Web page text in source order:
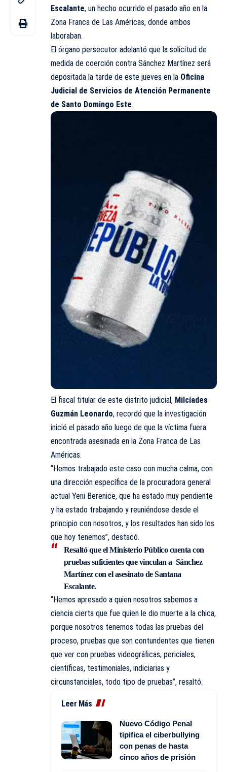
Escalante, un hecho ocurrido el pasado año en la
Zona Franca de Las Américas, donde ambos
laboraban.
El órgano persecutor adelantó que la solicitud de
medida de coerción contra Sánchez Martínez será
depositada la tarde de este jueves en la Oficina
Judicial de Servicios de Atención Permanente
de Santo Domingo Este.
El fiscal titular de este distrito judicial, Milcíades
Guzmán Leonardo, recordó que la investigación
inició el pasado año luego de que la víctima fuera
encontrada asesinada en la Zona Franca de Las
Américas.
“Hemos trabajado este caso con mucha calma, con
una dirección específica de la procuradora general
actual Yeni Berenice, que ha estado muy pendiente
y ha estado trabajando y reuniéndose desde el
principio con nosotros, y los resultados han sido los
que hoy tenemos”, destacó.
Resaltó que el Ministerio Público cuenta con
pruebas suficientes que vinculan a Sánchez
Martínez con el asesinato de Santana
Escalante.
“Hemos apresado a quien nosotros sabemos a
ciencia cierta que fue quien le dio muerte a la chica,
porque nosotros tenemos todas las pruebas del
proceso, pruebas que son contundentes que tienen
que ver con pruebas videográficas, periciales,
científicas, testimoniales, indiciarias y
circunstanciales, todo tipo de pruebas”, resaltó.
Leer Más
Nuevo Código Penal
tipifica el ciberbullying
con penas de hasta
cinco años de prisión